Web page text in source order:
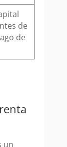
de
de
un